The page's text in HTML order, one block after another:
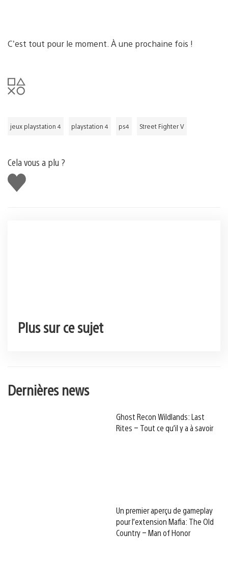
C’est tout pour le moment. À une prochaine fois !
jeux playstation 4 playstation 4 ps4 Street Fighter V
Cela vous a plu ?
J'aime
Plus sur ce sujet
Dernières news
Ghost Recon Wildlands: Last
Rites – Tout ce qu’il y a à savoir
Un premier aperçu de gameplay
pour l’extension Mafia: The Old
Country – Man of Honor